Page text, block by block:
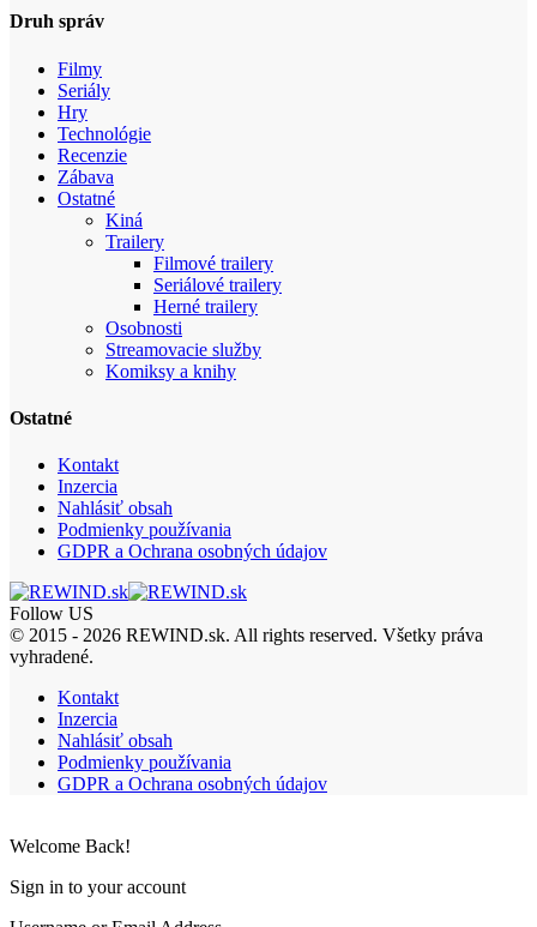
Druh správ
Filmy
Seriály
Hry
Technológie
Recenzie
Zábava
Ostatné
Kiná
Trailery
Filmové trailery
Seriálové trailery
Herné trailery
Osobnosti
Streamovacie služby
Komiksy a knihy
Ostatné
Kontakt
Inzercia
Nahlásiť obsah
Podmienky používania
GDPR a Ochrana osobných údajov
Follow US
© 2015 - 2026 REWIND.sk. All rights reserved. Všetky práva
vyhradené.
Kontakt
Inzercia
Nahlásiť obsah
Podmienky používania
GDPR a Ochrana osobných údajov
Welcome Back!
Sign in to your account